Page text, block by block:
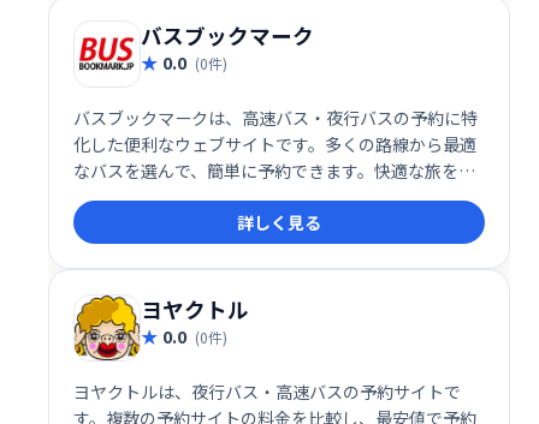
バスブックマーク
0.0 (0件)
バスブックマークは、高速バス・夜行バスの予約に特
化した便利なウェブサイトです。多くの路線から最適
なバスを選んで、簡単に予約できます。快適な旅を計
画するお手伝いをいたします。
詳しく見る
ヨヤクトル
0.0 (0件)
ヨヤクトルは、夜行バス・高速バスの予約サイトで
す。複数の予約サイトの料金を比較し、最安値で予約